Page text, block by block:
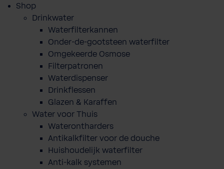
Shop
Drinkwater
Waterfilterkannen
Onder-de-gootsteen waterfilter
Omgekeerde Osmose
Filterpatronen
Waterdispenser
Drinkflessen
Glazen & Karaffen
Water voor Thuis
Waterontharders
Antikalkfilter voor de douche
Huishoudelijk waterfilter
Anti-kalk systemen